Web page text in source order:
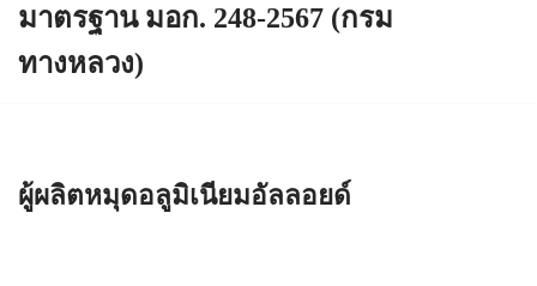
มาตรฐาน มอก. 248-2567 (กรม
ทางหลวง)
ผู้ผลิตหมุดอลูมิเนียมอัลลอยด์